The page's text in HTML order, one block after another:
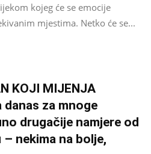
kojeg će se emocije
mjestima. Netko će se...
KOJI MIJENJA
danas za mnoge
drugačije namjere od
nekima na bolje,